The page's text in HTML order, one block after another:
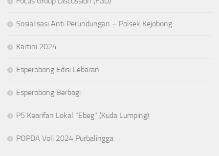
Sosialisasi Anti Perundungan – Polsek Kejobong
Kartini 2024
Esperobong Edisi Lebaran
Esperobong Berbagi
P5 Kearifan Lokal “Ebeg” (Kuda Lumping)
POPDA Voli 2024 Purbalingga